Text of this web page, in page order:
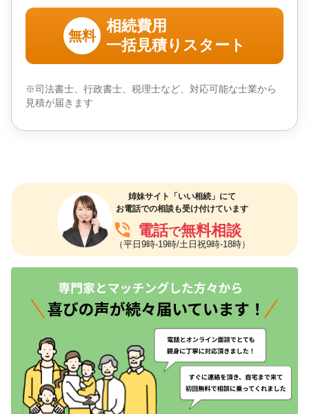
無料
相続費用
一括見積りスタート
※司法書士、行政書士、税理士など、対応可能な士業から
見積が届きます
姉妹サイト「いい相続」にて
お電話での相談も受け付けています
phone_in_talk 電話で無料相談
（平日9時-19時/土日祝9時-18時）